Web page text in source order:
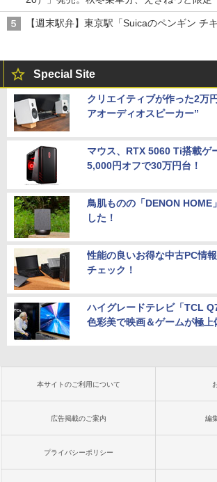
【週末駅弁】東京駅「Suicaのペンギン チ
Special Site
クリエイティブが作った2万
アオーディオスピーカー”
マウス、RTX 5060 Ti搭載ゲ
5,000円オフで30万円台！
鳥肌ものの「DENON HOME
した！
性能の良いお得な中古PC情
チェック！
ハイグレードテレビ「TCL
色彩美で映画＆ゲームが極上
本サイトのご利用について
広告掲載のご案内 編
プライバシーポリシー